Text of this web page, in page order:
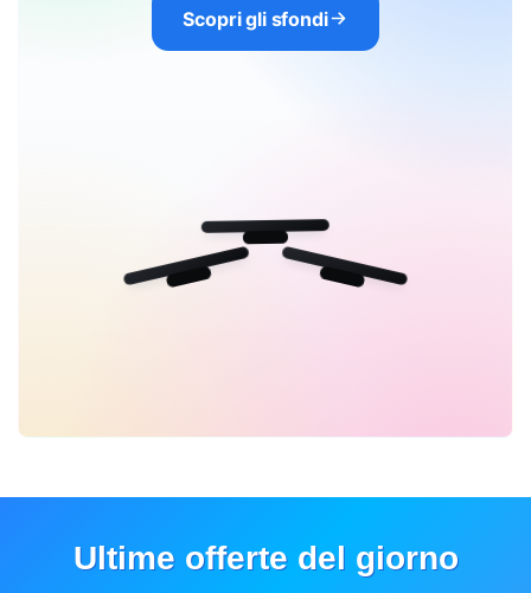
Scopri gli sfondi
Ultime offerte del giorno